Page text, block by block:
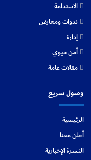
الإستدامة
ندوات ومعارض
إدارة
أمن حيوي
مقالات عامة
وصول سريع
الرئيسية
أعلن معنا
النشرة الإخبارية